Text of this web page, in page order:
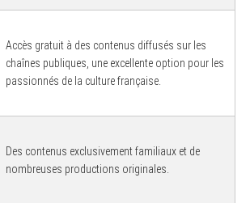
Accès gratuit à des contenus diffusés sur les
chaînes publiques, une excellente option pour les
passionnés de la culture française.
Des contenus exclusivement familiaux et de
nombreuses productions originales.